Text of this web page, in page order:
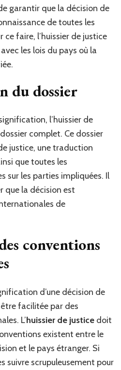
garantir que la décision de
de toutes les
ce faire, l’huissier de justice
les lois du pays où la
du dossier
l’huissier de
complet. Ce dossier
justice, une traduction
que toutes les
sur les parties impliquées. Il
que la décision est
de
conventions
d’une décision de
facilitée par des
L’huissier de justice doit
existent entre le
et le pays étranger. Si
suivre scrupuleusement pour